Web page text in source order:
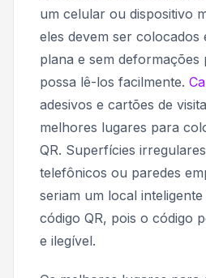
um celular ou dispositivo
eles devem ser colocados
plana e sem deformações
possa lê-los facilmente.
adesivos e cartões de
melhores lugares para
QR. Superfícies
telefônicos ou paredes
seriam um local
código QR, pois o código
e ilegível.